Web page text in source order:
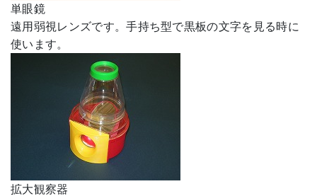
単眼鏡
遠用弱視レンズです。手持ち型で黒板の文字を見る時に
使います。
拡大観察器